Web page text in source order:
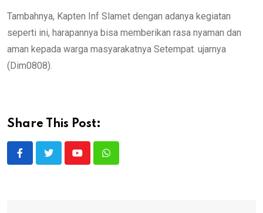
Tambahnya, Kapten Inf Slamet dengan adanya kegiatan
seperti ini, harapannya bisa memberikan rasa nyaman dan
aman kepada warga masyarakatnya Setempat. ujarnya
(Dim0808).
Share This Post:
YoutubeWhatsapp